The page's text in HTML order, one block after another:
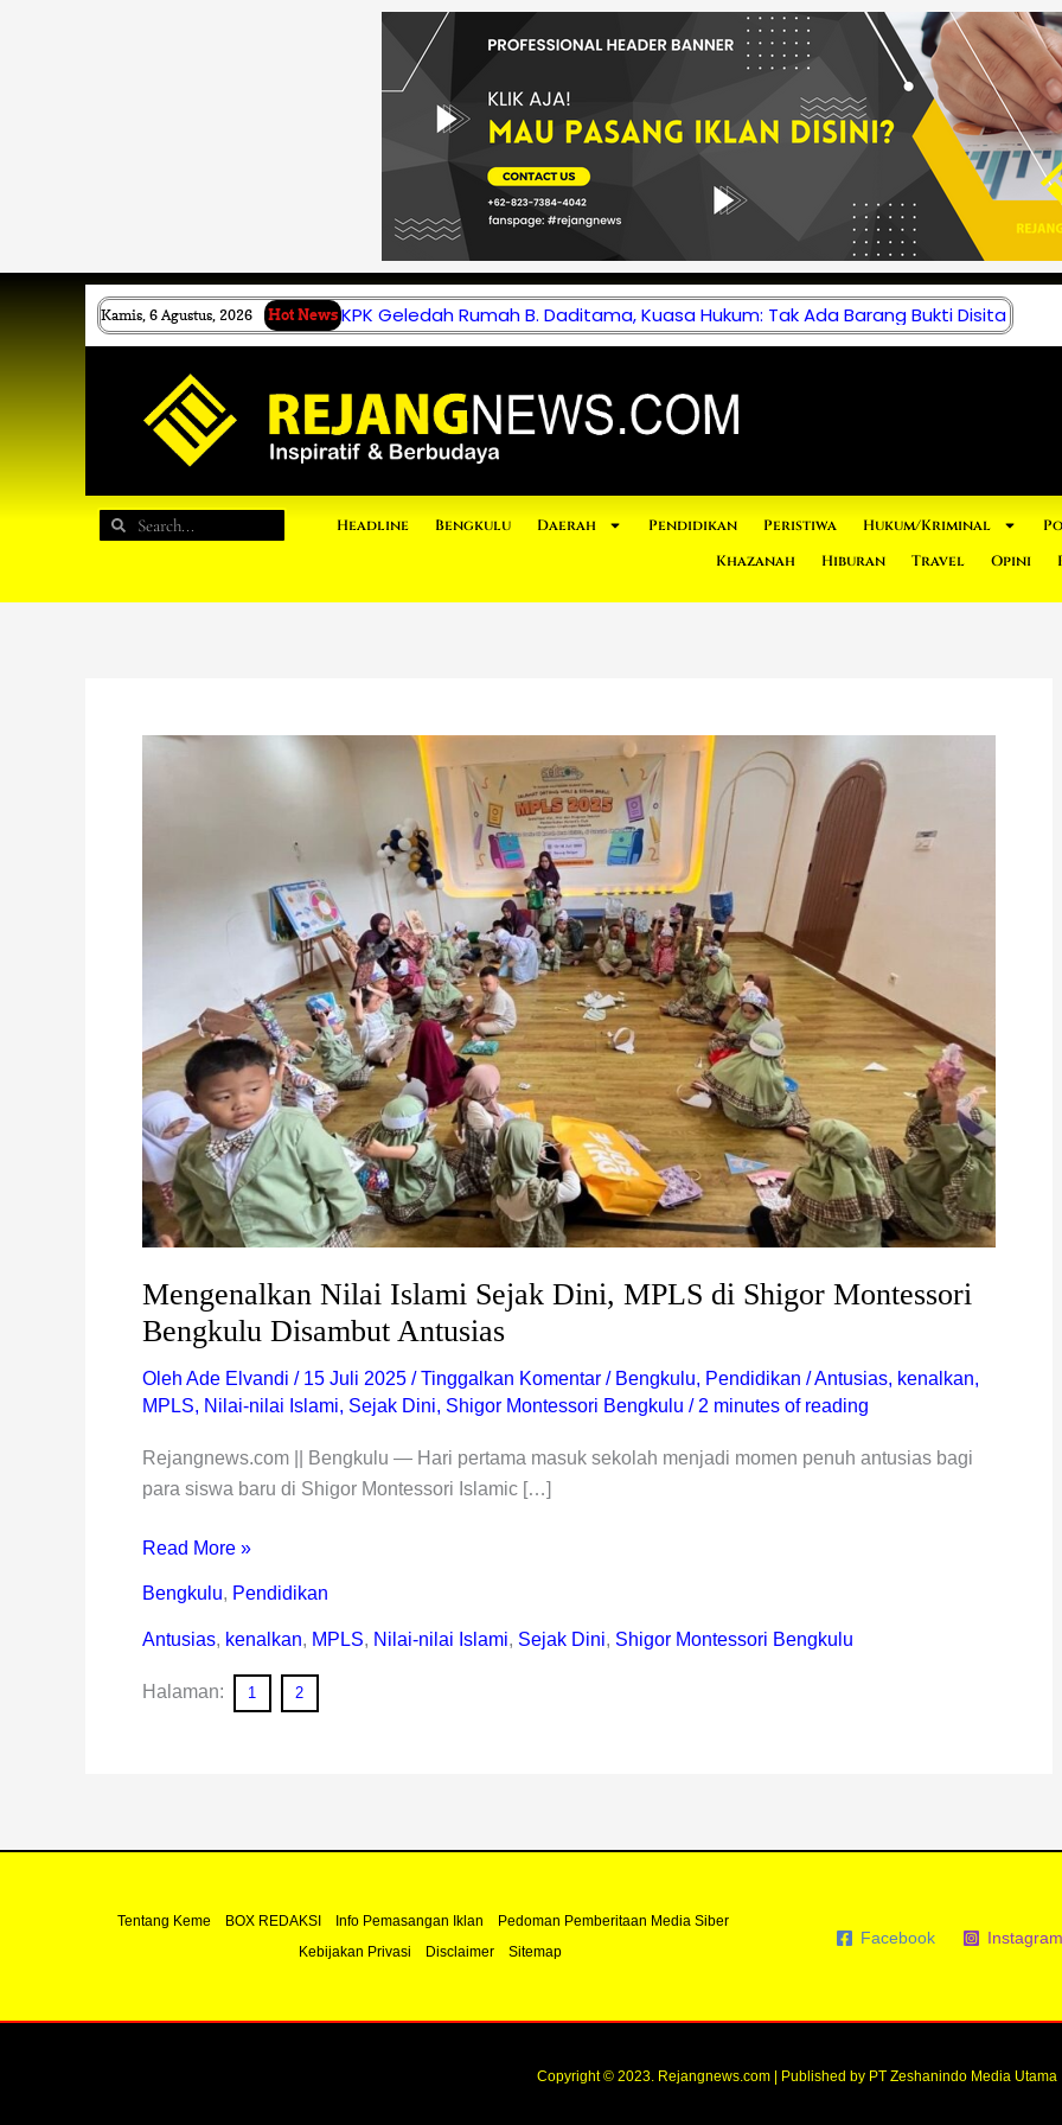
Kamis, 6 Agustus, 2026 Hot News KPK Geledah Rumah B. Daditama, Kuasa Hukum: Tak Ada Barang Bukti Disita
Search
Search Headline Bengkulu Daerah Pendidikan Peristiwa Hukum/Kriminal
Khazanah
Hiburan Travel Opini
Mengenalkan Nilai Islami Sejak Dini, MPLS di Shigor Montessori
Bengkulu Disambut Antusias
Oleh Ade Elvandi / 15 Juli 2025 /Tinggalkan Komentar / Bengkulu, Pendidikan /Antusias, kenalkan,
MPLS, Nilai-nilai Islami, Sejak Dini, Shigor Montessori Bengkulu / 2 minutes of reading
Rejangnews.com || Bengkulu — Hari pertama masuk sekolah menjadi momen penuh antusias bagi
para siswa baru di Shigor Montessori Islamic […]
Mengenalkan
Bengkulu
Disambut
Antusias
Read More »
Bengkulu, Pendidikan
Antusias, kenalkan, MPLS, Nilai-nilai Islami, Sejak Dini, Shigor Montessori Bengkulu
Halaman: 1 2
Tentang Keme BOX REDAKSI Info Pemasangan Iklan
Pedoman Pemberitaan Media Siber
Kebijakan Privasi
Disclaimer Sitemap
Facebook Instagram
Copyright © 2023. Rejangnews.com | Published by PT Zeshanindo Media Utama